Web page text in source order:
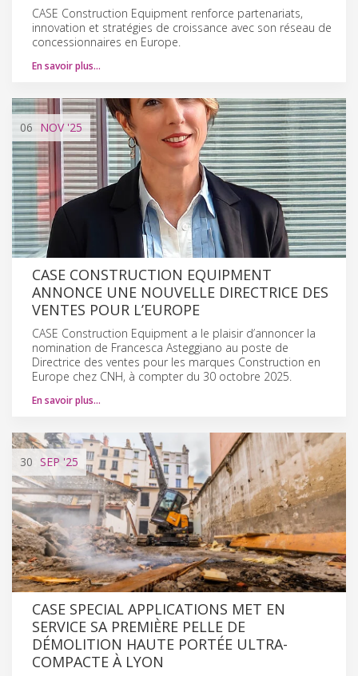
CASE Construction Equipment renforce partenariats,
innovation et stratégies de croissance avec son réseau de
concessionnaires en Europe.
En savoir plus…
06 NOV'25
CASE CONSTRUCTION EQUIPMENT
ANNONCE UNE NOUVELLE DIRECTRICE DES
VENTES POUR L’EUROPE
CASE Construction Equipment a le plaisir d’annoncer la
nomination de Francesca Asteggiano au poste de
Directrice des ventes pour les marques Construction en
Europe chez CNH, à compter du 30 octobre 2025.
En savoir plus…
30 SEP '25
CASE SPECIAL APPLICATIONS MET EN
SERVICE SA PREMIÈRE PELLE DE
DÉMOLITION HAUTE PORTÉE ULTRA-
COMPACTE À LYON